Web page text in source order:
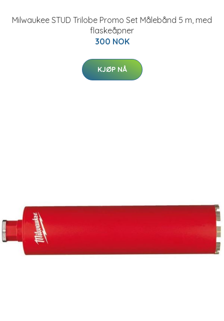
Milwaukee STUD Trilobe Promo Set Målebånd 5 m, med
flaskeåpner
300 NOK
KJØP NÅ